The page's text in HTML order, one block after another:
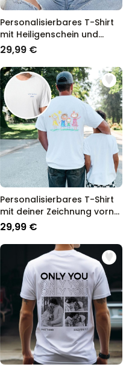
Personalisierbares T-Shirt
mit Heiligenschein und
Gesicht
29,99 €
Personalisierbares T-Shirt
mit deiner Zeichnung vorne
und hinten
29,99 €